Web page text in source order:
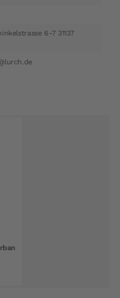
6-7 31137